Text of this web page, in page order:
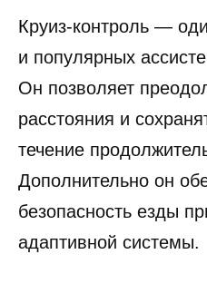
Круиз-контроль —
и популярных
Он позволяет
расстояния и
течение
Дополнительно он
безопасность езды
адаптивной системы.